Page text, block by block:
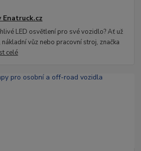
Enatruck.cz
LED osvětlení pro své vozidlo? Ať už
vůz nebo pracovní stroj, značka
celé